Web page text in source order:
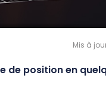
Mis à
de position en